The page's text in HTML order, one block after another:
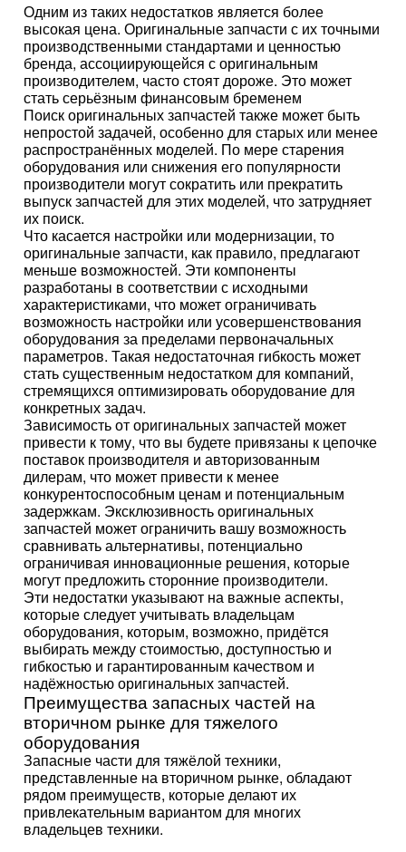
Одним из таких недостатков является более
высокая цена. Оригинальные запчасти с их точными
производственными стандартами и ценностью
бренда, ассоциирующейся с оригинальным
производителем, часто стоят дороже. Это может
стать серьёзным финансовым бременем
Поиск оригинальных запчастей также может быть
непростой задачей, особенно для старых или менее
распространённых моделей. По мере старения
оборудования или снижения его популярности
производители могут сократить или прекратить
выпуск запчастей для этих моделей, что затрудняет
их поиск.
Что касается настройки или модернизации, то
оригинальные запчасти, как правило, предлагают
меньше возможностей. Эти компоненты
разработаны в соответствии с исходными
характеристиками, что может ограничивать
возможность настройки или усовершенствования
оборудования за пределами первоначальных
параметров. Такая недостаточная гибкость может
стать существенным недостатком для компаний,
стремящихся оптимизировать оборудование для
конкретных задач.
Зависимость от оригинальных запчастей может
привести к тому, что вы будете привязаны к цепочке
поставок производителя и авторизованным
дилерам, что может привести к менее
конкурентоспособным ценам и потенциальным
задержкам. Эксклюзивность оригинальных
запчастей может ограничить вашу возможность
сравнивать альтернативы, потенциально
ограничивая инновационные решения, которые
могут предложить сторонние производители.
Эти недостатки указывают на важные аспекты,
которые следует учитывать владельцам
оборудования, которым, возможно, придётся
выбирать между стоимостью, доступностью и
гибкостью и гарантированным качеством и
надёжностью оригинальных запчастей.
Преимущества запасных частей на
вторичном рынке для тяжелого
оборудования
Запасные части для тяжёлой техники,
представленные на вторичном рынке, обладают
рядом преимуществ, которые делают их
привлекательным вариантом для многих
владельцев техники.